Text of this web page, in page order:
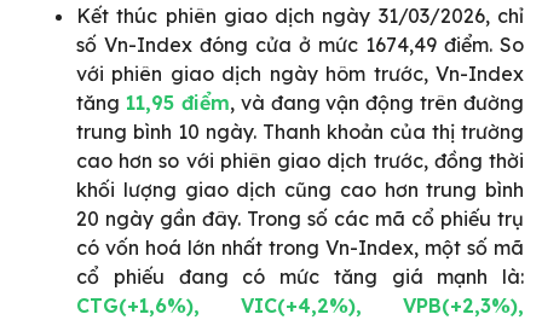
Kết thúc phiên giao dịch ngày 31/03/2026, chỉ
số Vn-Index đóng cửa ở mức 1674,49 điểm. So
với phiên giao dịch ngày hôm trước, Vn-Index
tăng 11,95 điểm, và đang vận động trên đường
trung bình 10 ngày. Thanh khoản của thị trường
cao hơn so với phiên giao dịch trước, đồng thời
khối lượng giao dịch cũng cao hơn trung bình
20 ngày gần đây. Trong số các mã cổ phiếu trụ
có vốn hoá lớn nhất trong Vn-Index, một số mã
cổ phiếu đang có mức tăng giá mạnh là:
CTG(+1,6%), VIC(+4,2%), VPB(+2,3%),